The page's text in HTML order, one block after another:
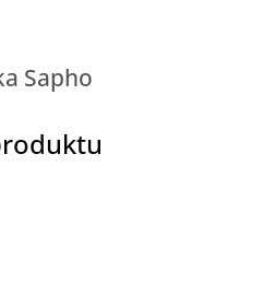
Sapho